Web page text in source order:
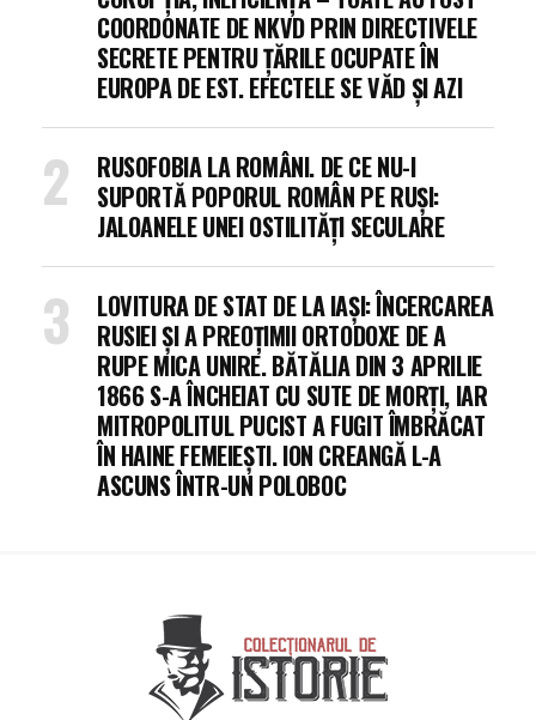
COORDONATE DE NKVD PRIN DIRECTIVELE
SECRETE PENTRU ȚĂRILE OCUPATE ÎN
EUROPA DE EST. EFECTELE SE VĂD ȘI AZI
RUSOFOBIA LA ROMÂNI. DE CE NU-I
SUPORTĂ POPORUL ROMÂN PE RUȘI:
JALOANELE UNEI OSTILITĂȚI SECULARE
LOVITURA DE STAT DE LA IAȘI: ÎNCERCAREA
RUSIEI ȘI A PREOȚIMII ORTODOXE DE A
RUPE MICA UNIRE. BĂTĂLIA DIN 3 APRILIE
1866 S-A ÎNCHEIAT CU SUTE DE MORȚI, IAR
MITROPOLITUL PUCIST A FUGIT ÎMBRĂCAT
ÎN HAINE FEMEIEȘTI. ION CREANGĂ L-A
ASCUNS ÎNTR-UN POLOBOC